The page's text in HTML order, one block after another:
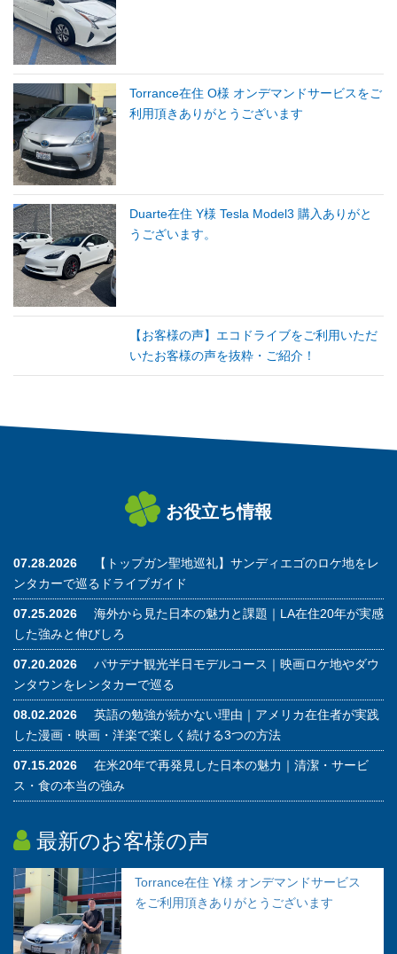
Torrance在住 O様 オンデマンドサービスをご
利用頂きありがとうございます
Duarte在住 Y様 Tesla Model3 購入ありがと
うございます。
【お客様の声】エコドライブをご利用いただ
いたお客様の声を抜粋・ご紹介！
お役立ち情報
07.28.2026
【トップガン聖地巡礼】サンディエゴのロケ地をレ
ンタカーで巡るドライブガイド
07.25.2026
海外から見た日本の魅力と課題｜LA在住20年が実感
した強みと伸びしろ
07.20.2026
パサデナ観光半日モデルコース｜映画ロケ地やダウ
ンタウンをレンタカーで巡る
08.02.2026
英語の勉強が続かない理由｜アメリカ在住者が実践
した漫画・映画・洋楽で楽しく続ける3つの方法
07.15.2026
在米20年で再発見した日本の魅力｜清潔・サービ
ス・食の本当の強み
最新のお客様の声
Torrance在住 Y様 オンデマンドサービス
をご利用頂きありがとうございます